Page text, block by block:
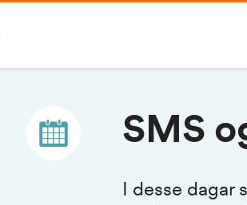
SMS
I desse dagar